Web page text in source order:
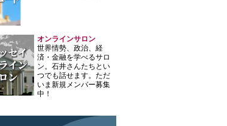
オンラインサロン
世界情勢、政治、経
済・金融を学べるサロ
ン。石井さんたちとい
つでも話せます。ただ
いま新規メンバー募集
中！